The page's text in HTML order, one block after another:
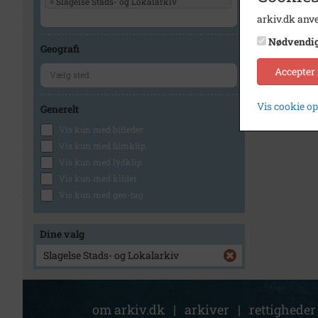
Geografi
Generelt
Vis kun med billeder
Vis kun med filmklip
Vis kun med lydklip
Vis kun med kilder
Vis kun med geo-tag
Dine valg
Slagelse Stads- og Lokalarkiv
om arkiv.dk | arkiver | rettigheder
arkiv.dk
Vis cookie